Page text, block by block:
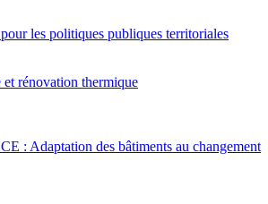
les politiques publiques territoriales
rénovation thermique
: Adaptation des bâtiments au changement